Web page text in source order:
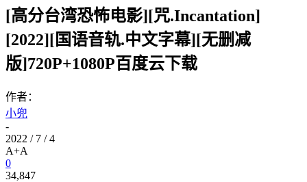
[高分台湾恐怖电影][咒.Incantation]
[2022][国语音轨.中文字幕][无删减
版]720P+1080P百度云下载
作者：
小兜
-
2022 / 7 / 4
A+A
0
34,847